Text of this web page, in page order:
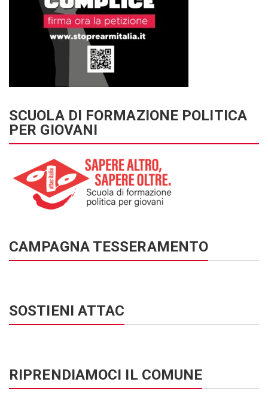
SCUOLA DI FORMAZIONE POLITICA
PER GIOVANI
CAMPAGNA TESSERAMENTO
SOSTIENI ATTAC
RIPRENDIAMOCI IL COMUNE